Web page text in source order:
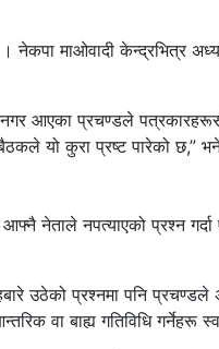
। नेकपा माओवादी केन्द्रभित्र
आएका प्रचण्डले
यो कुरा प्रष्ट पारेको छ,”
नेताले नपत्याएको प्रश्न
उठेको प्रश्नमा पनि प्रचण्डले
वा बाह्य गतिविधि गर्नेहरू